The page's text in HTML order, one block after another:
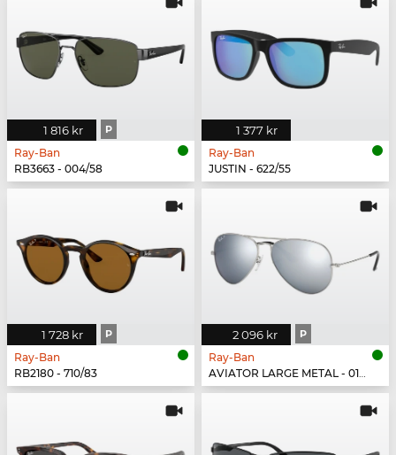
1 816 kr P
Ray-Ban
RB3663 - 004/58
1 377 kr
Ray-Ban
JUSTIN - 622/55
1 728 kr P
Ray-Ban
RB2180 - 710/83
2 096 kr P
Ray-Ban
AVIATOR LARGE METAL - 019/W3